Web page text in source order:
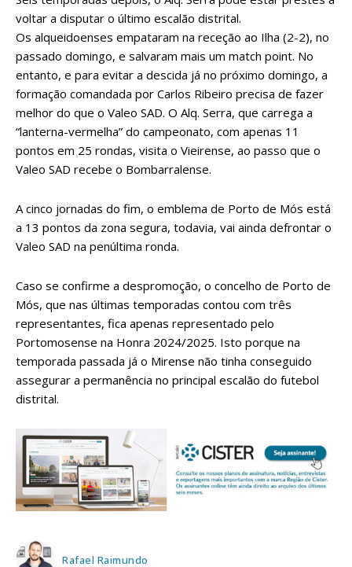
voltar a disputar o último escalão distrital.
Os alqueidoenses empataram na receção ao Ilha (2-2), no
passado domingo, e salvaram mais um match point. No
entanto, e para evitar a descida já no próximo domingo, a
formação comandada por Carlos Ribeiro precisa de fazer
melhor do que o Valeo SAD. O Alq. Serra, que carrega a
“lanterna-vermelha” do campeonato, com apenas 11
pontos em 25 rondas, visita o Vieirense, ao passo que o
Valeo SAD recebe o Bombarralense.
A cinco jornadas do fim, o emblema de Porto de Mós está
a 13 pontos da zona segura, todavia, vai ainda defrontar o
Valeo SAD na penúltima ronda.
Caso se confirme a despromoção, o concelho de Porto de
Mós, que nas últimas temporadas contou com três
representantes, fica apenas representado pelo
Portomosense na Honra 2024/2025. Isto porque na
temporada passada já o Mirense não tinha conseguido
assegurar a permanência no principal escalão do futebol
distrital.
Rafael Raimundo